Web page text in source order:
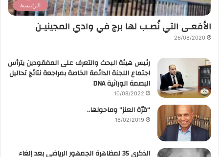
الرئيسية
الأفعـى التي نُصـب لها برج في وادي المجينيـن
26/08/2020
رئيس هيئة البحث والتعرف على المفقودين يترأس
اجتماع اللجنة الدائمة الخاصة بمراجعة نتائج تحاليل
البصمة الوراثية DNA
10/08/2022
“قرّة العنز” وماحولها..
16/02/2019
الذكرى 35 لمظاهرة الجمهور الرياضي بعد إلغاء